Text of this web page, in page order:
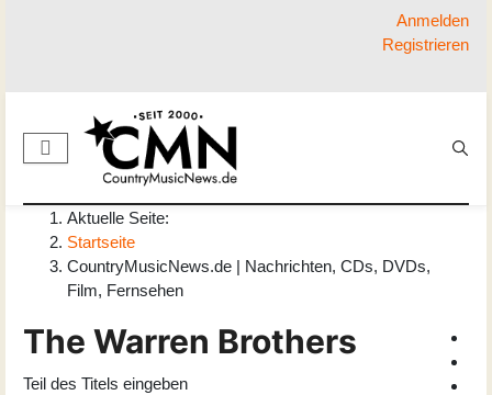
Anmelden
Registrieren
Aktuelle Seite:
Startseite
CountryMusicNews.de | Nachrichten, CDs, DVDs,
Film, Fernsehen
The Warren Brothers
Teil des Titels eingeben